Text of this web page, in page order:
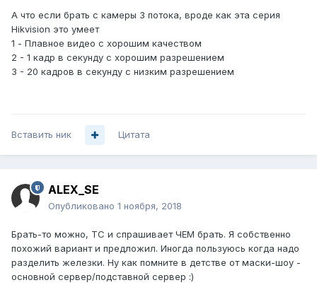
А что если брать с камеры 3 потока, вроде как эта серия
Hikvision это умеет
1 - Плавное видео с хорошим качеством
2 - 1 кадр в секунду с хорошим разрешением
3 - 20 кадров в секунду с низким разрешением
Вставить ник Цитата
ALEX_SE
Опубликовано 1 ноября, 2018
Брать-то можно, ТС и спрашивает ЧЕМ брать. Я собственно
похожий вариант и предложил. Иногда пользуюсь когда надо
разделить железки. Ну как помните в детстве от маски-шоу -
основной сервер/подставной сервер :)